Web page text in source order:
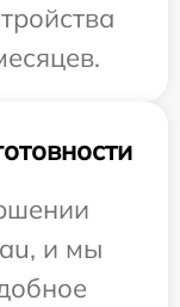
и мы